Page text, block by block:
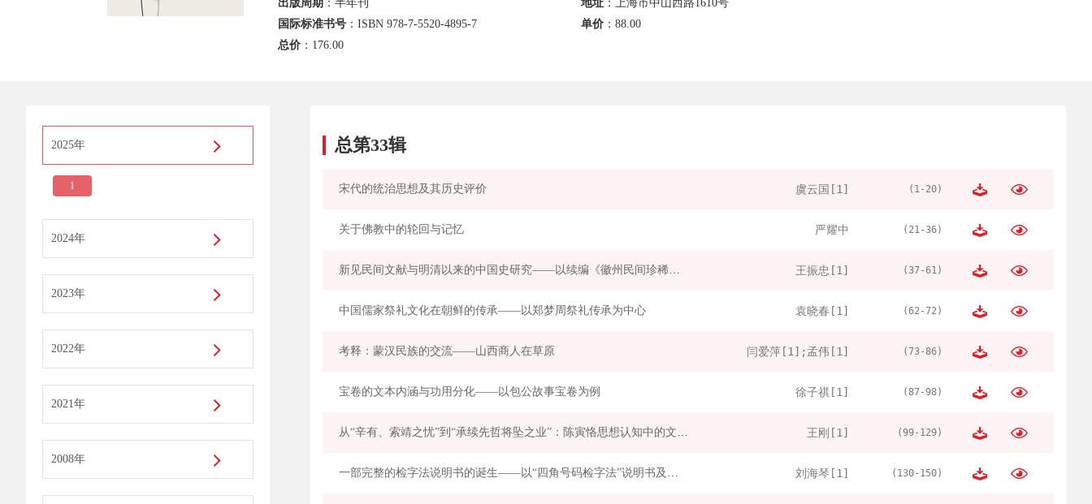
出版周期 ：半年刊 地址：上海市中山西路1610号
国际标准书号 ：ISBN 978-7-5520-4895-7 单价： 88.00
总价 ： 176.00
2025年
1
2024年
2023年
2022年
2021年
2008年
总第33辑
宋代的统治思想及其历史评价 虞云国[1] (1-20)
关于佛教中的轮回与记忆 严耀中 (21-36)
新见民间文献与明清以来的中国史研究——以续编《徽州民间珍稀文献集成》30册为例 王振忠[1] (37-61)
中国儒家祭礼文化在朝鲜的传承——以郑梦周祭礼传承为中心 袁晓春[1] (62-72)
考释：蒙汉民族的交流——山西商人在草原 闫爱萍[1];孟伟[1] (73-86)
宝卷的文本内涵与功用分化——以包公故事宝卷为例 徐子祺[1] (87-98)
从“辛有、索靖之忧”到“承续先哲将坠之业”：陈寅恪思想认知中的文化危机与学人职责 王刚[1] (99-129)
一部完整的检字法说明书的诞生——以“四角号码检字法”说明书及著作团队为中心的考察 刘海琴[1] (130-150)